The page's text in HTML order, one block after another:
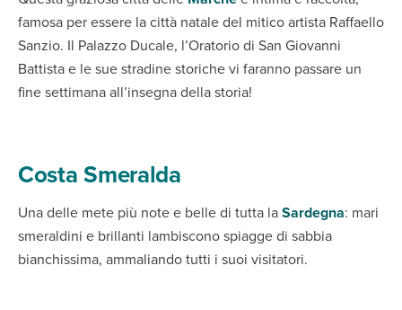
famosa per essere la città natale del mitico artista Raffaello
Sanzio. Il Palazzo Ducale, l’Oratorio di San Giovanni
Battista e le sue stradine storiche vi faranno passare un
fine settimana all’insegna della storia!
Costa Smeralda
Una delle mete più note e belle di tutta laSardegna: mari
smeraldini e brillanti lambiscono spiagge di sabbia
bianchissima, ammaliando tutti i suoi visitatori.